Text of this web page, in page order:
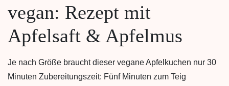
vegan: Rezept mit
Apfelsaft & Apfelmus
Je nach Größe braucht dieser vegane Apfelkuchen nur 30
Minuten Zubereitungszeit: Fünf Minuten zum Teig